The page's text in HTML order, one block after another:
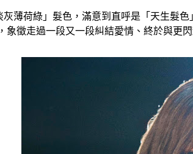
薄荷綠」髮色，滿意到直呼是「天生髮
徵走過一段又一段糾結愛情、終於與更